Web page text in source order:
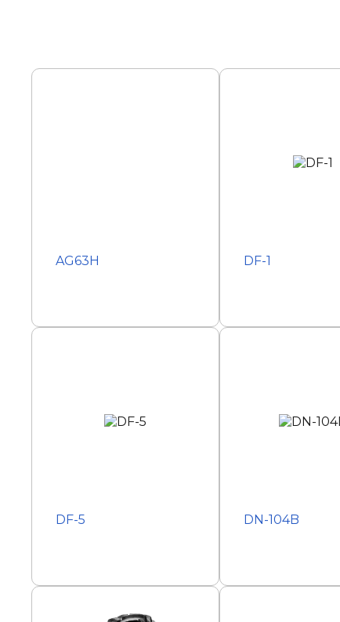
AG63H DF-1
DF-5 DN-104B